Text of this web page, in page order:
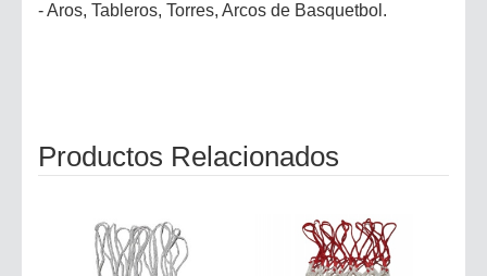
- Aros, Tableros, Torres, Arcos de Basquetbol.
Productos Relacionados